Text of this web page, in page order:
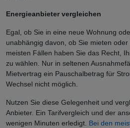
Energieanbieter vergleichen
Egal, ob Sie in eine neue Wohnung
unabhängig davon, ob Sie mieten
meisten Fällen haben Sie das Recht,
zu wählen. Nur in seltenen
Mietvertrag ein Pauschalbetrag für
Wechsel nicht möglich.
Nutzen Sie diese Gelegenheit und
Anbieter. Ein Tarifvergleich und der
wenigen Minuten erledigt. Bei den